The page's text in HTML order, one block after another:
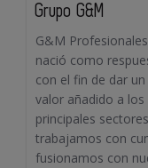
Grupo G&M
G&M
nació como
con el fin de dar
valor añadido a
principales
trabajamos con
fusionamos con